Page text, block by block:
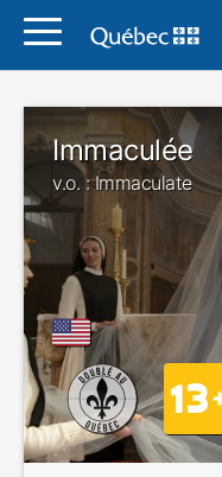
Immaculée
v.o. : Immaculate